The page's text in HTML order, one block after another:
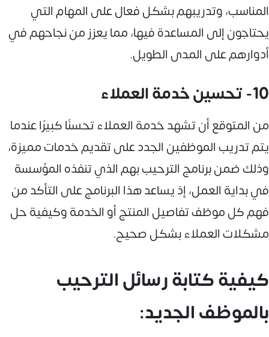
المناسب، وتدريبهم بشكل فعال على المهام التي
يحتاجون إلى المساعدة فيها، مما يعزز من نجاحهم في
أدوارهم على المدى الطويل.
10- تحسين خدمة العملاء
من المتوقع أن تشهد خدمة العملاء تحسنًا كبيرًا عندما
يتم تدريب الموظفين الجدد على تقديم خدمات مميزة،
وذلك ضمن برنامج الترحيب بهم الذي تنفذه المؤسسة
في بداية العمل، إذ يساعد هذا البرنامج على التأكد من
فهم كل موظف تفاصيل المنتج أو الخدمة وكيفية حل
مشكلات العملاء بشكل صحيح.
كيفية كتابة رسائل الترحيب
بالموظف الجديد: